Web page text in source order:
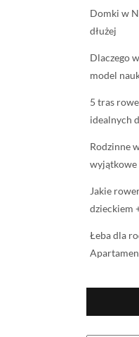
Domki w
dłużej
Dlaczego
model
5 tras
idealnych
Rodzinne
wyjątkowe
Jakie
dzieckiem
Łeba dla